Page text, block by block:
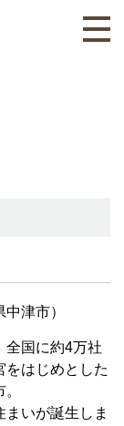
津市）
全国に約4万社
をはじめとした
いが誕生しま